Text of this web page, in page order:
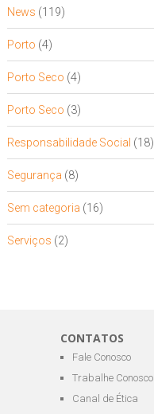
News (119)
Porto (4)
Porto Seco (4)
Porto Seco (3)
Responsabilidade Social (18)
Segurança (8)
Sem categoria (16)
Serviços (2)
CONTATOS
Fale Conosco
Trabalhe Conosco
Canal de Ética